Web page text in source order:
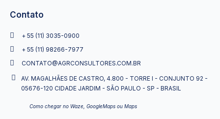
Contato
+ 55 (11) 3035-0900
+ 55 (11) 98266-7977
CONTATO@AGRCONSULTORES.COM.BR
AV. MAGALHÃES DE CASTRO, 4.800 - TORRE I - CONJUNTO 92 -
05676-120 CIDADE JARDIM - SÃO PAULO - SP - BRASIL
Como chegar no Waze, GoogleMaps ou Maps